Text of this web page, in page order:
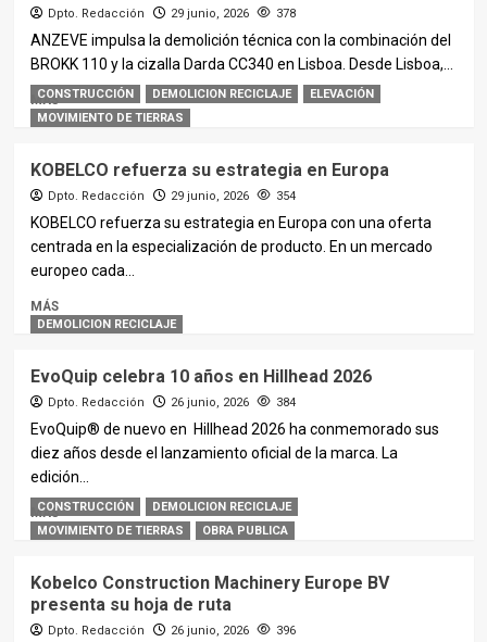
Dpto. Redacción 29 junio, 2026 378
ANZEVE impulsa la demolición técnica con la combinación del
BROKK 110 y la cizalla Darda CC340 en Lisboa. Desde Lisboa,...
MÁS
CONSTRUCCIÓN DEMOLICION RECICLAJE
ELEVACIÓN
MOVIMIENTO DE TIERRAS
KOBELCO refuerza su estrategia en Europa
Dpto. Redacción 29 junio, 2026 354
KOBELCO refuerza su estrategia en Europa con una oferta
centrada en la especialización de producto. En un mercado
europeo cada...
MÁS
DEMOLICION RECICLAJE
EvoQuip celebra 10 años en Hillhead 2026
Dpto. Redacción 26 junio, 2026 384
EvoQuip® de nuevo en Hillhead 2026 ha conmemorado sus
diez años desde el lanzamiento oficial de la marca. La
edición...
MÁS
CONSTRUCCIÓN
DEMOLICION RECICLAJE
MOVIMIENTO DE TIERRAS
OBRA PUBLICA
Kobelco Construction Machinery Europe BV
presenta su hoja de ruta
Dpto. Redacción 26 junio, 2026 396